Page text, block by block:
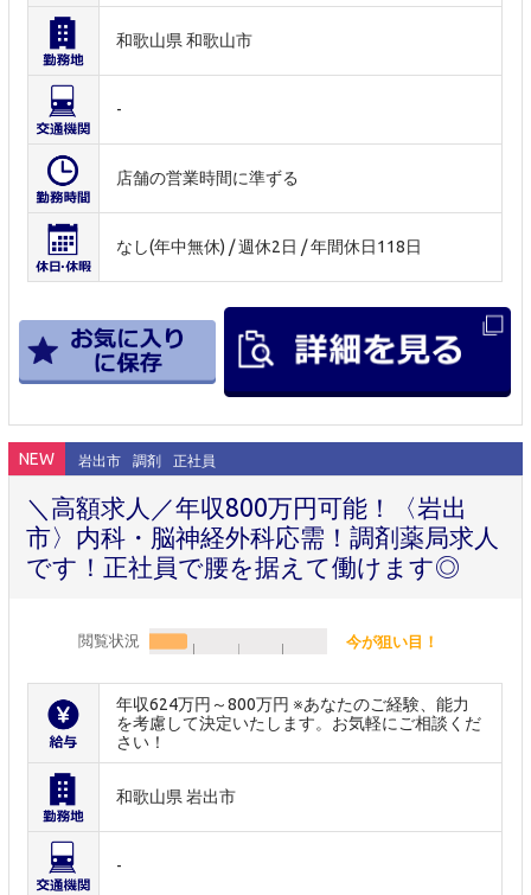
和歌山県 和歌山市
-
店舗の営業時間に準ずる
なし(年中無休) / 週休2日 / 年間休日118日
NEW 岩出市 調剤 正社員
＼高額求人／年収800万円可能！〈岩出
市〉内科・脳神経外科応需！調剤薬局求人
です！正社員で腰を据えて働けます◎
閲覧状況 今が狙い目！
年収624万円～800万円 ※あなたのご経験、能力
を考慮して決定いたします。お気軽にご相談くだ
さい！
和歌山県 岩出市
-